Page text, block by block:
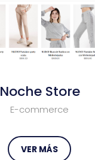
Noche Store
E-commerce
VER MÁS